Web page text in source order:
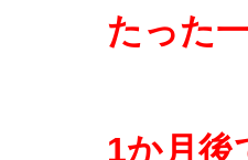
たった
1か月後